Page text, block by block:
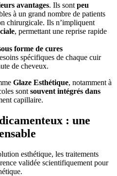
avantages. Ils sont peu
à un grand nombre de patients
chirurgicale. Ils n’impliquent
, permettant une reprise rapide
forme de cures
spécifiques de chaque cuir
de cheveux.
Glaze Esthétique, notamment à
sont souvent intégrés dans
capillaire.
: une
esthétique, les traitements
validée scientifiquement pour